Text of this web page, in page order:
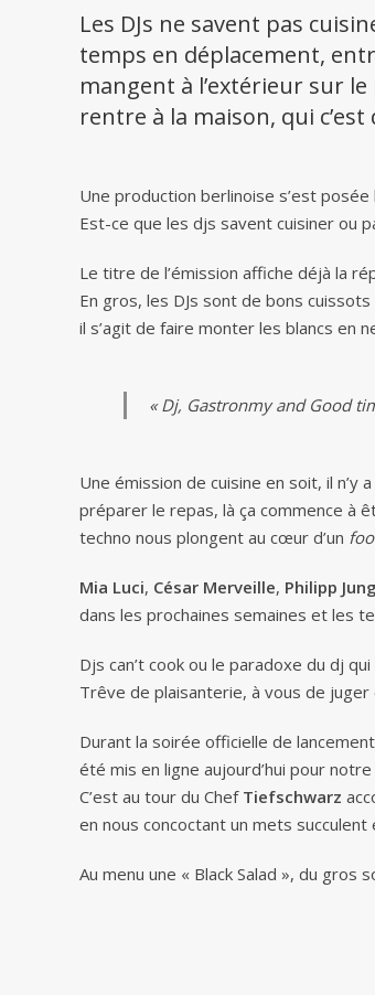
Les DJs ne savent pas
temps en déplacement,
mangent à l’extérieur sur
rentre à la maison, qui
Une production berlinoise s’est
Est-ce que les djs savent cuisiner ou
Le titre de l’émission affiche déjà la
En gros, les DJs sont de bons
il s’agit de faire monter les blancs en
« Dj, Gastronmy and Good
Une émission de cuisine en soit, il n’y
préparer le repas, là ça commence à
techno nous plongent au cœur d’un
Mia Luci, César Merveille, Philipp Jung
dans les prochaines semaines et les
Djs can’t cook ou le paradoxe du dj
Trêve de plaisanterie, à vous de
Durant la soirée officielle de
été mis en ligne aujourd’hui pour
C’est au tour du Chef Tiefschwarz
en nous concoctant un mets succulent
Au menu une « Black Salad », du gros